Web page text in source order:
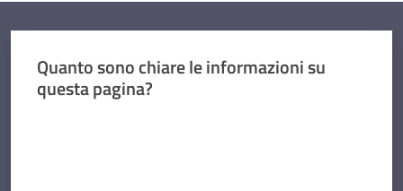
Quanto sono chiare le informazioni su
questa pagina?